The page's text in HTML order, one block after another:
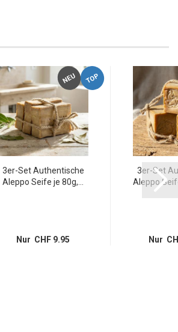
NEU TOP
3er-Set Authentische
Aleppo Seife je 80g,...
Nur CHF 9.95
3er-Set
Aleppo
Nur